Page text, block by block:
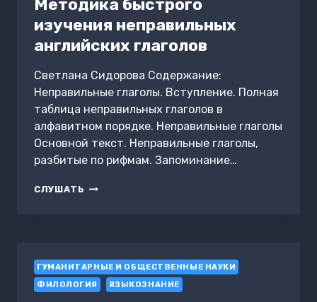
Методика быстрого
изучения неправильных
английских глаголов
Светлана Сидорова Содержание:
Неправильные глаголы. Вступление. Полная
таблица неправильных глаголов в
алфавитном порядке. Неправильные глаголы
Основной текст. Неправильные глаголы,
разбитые по рифмам. Запоминание…
СЛУШАТЬ МЕТОДИКА
ГУМАНИТАРНЫЕ И ОБЩЕСТВЕННЫЕ НАУКИ
ФИЛОЛОГИЯ
ЯЗЫКОЗНАНИЕ